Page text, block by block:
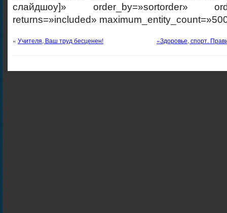
слайдшоу]» order_by=»sortorder»
returns=»included»
« Учителя, Ваш труд бесценен! «Здоровье, спорт.